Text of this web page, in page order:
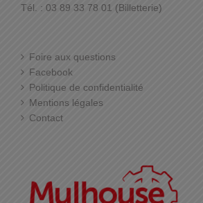
Tél. : 03 89 33 78 01 (Billetterie)
Foire aux questions
Facebook
Politique de confidentialité
Mentions légales
Contact